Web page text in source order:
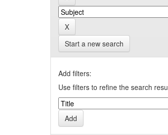
Start a new search
Add filters:
Use filters to refine the search